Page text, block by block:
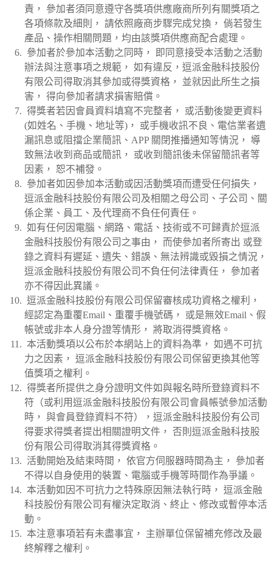
責， 參加者須同意遵守各獎項供應廠商所列有關獎項之
各項條款及細則， 請依照廠商步驟完成兌換， 倘若發生
產品、操作相關問題，均由該獎項供應商配合處理。
參加者於參加本活動之同時， 即同意接受本活動之活動
辦法與注意事項之規範， 如有違反，逗派金融科技股份
有限公司得取消其參加或得獎資格， 並就因此所生之損
害， 得向參加者請求損害賠償。
得獎者若因會員資料填寫不完整者， 或活動後變更資料
(如姓名、手機、地址等)， 或手機收訊不良、電信業者遺
漏訊息或阻擋企業簡訊、APP 關閉推播通知等情況， 導
致無法收到商品或簡訊， 或收到簡訊後未保留簡訊者等
因素， 恕不補發。
參加者如因參加本活動或因活動獎項而遭受任何損失，
逗派金融科技股份有限公司及相關之母公司、子公司、關
係企業、員工、及代理商不負任何責任。
如有任何因電腦、網路、電話、技術或不可歸責於逗派
金融科技股份有限公司之事由， 而使參加者所寄出 或登
錄之資料有遲延、遺失、錯誤、無法辨識或毀損之情況，
逗派金融科技股份有限公司不負任何法律責任， 參加者
亦不得因此異議。
逗派金融科技股份有限公司保留審核成功資格之權利，
經認定為重覆Email、重覆手機號碼， 或是無效Email、假
帳號或非本人身分證等情形， 將取消得獎資格。
本活動獎項以公布於本網站上的資料為準， 如遇不可抗
力之因素， 逗派金融科技股份有限公司保留更換其他等
值獎項之權利。
得獎者所提供之身分證明文件如與報名時所登錄資料不
符（或利用逗派金融科技股份有限公司會員帳號參加活動
時， 與會員登錄資料不符），逗派金融科技股份有公司
得要求得獎者提出相關證明文件， 否則逗派金融科技股
份有限公司得取消其得獎資格。
活動開始及結束時間， 依官方伺服器時間為主， 參加者
不得以自身使用的裝置、電腦或手機等時間作為爭議。
本活動如因不可抗力之特殊原因無法執行時， 逗派金融
科技股份有限公司有權決定取消、終止、修改或暫停本活
動。
本注意事項若有未盡事宜， 主辦單位保留補充修改及最
終解釋之權利。